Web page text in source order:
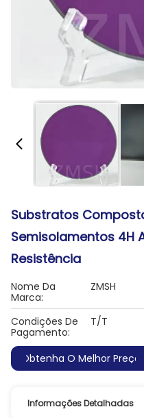
Substratos
Semisolamentos 4H
Resistência
Nome Da
Marca:
ZMSH
Condições De
Pagamento:
T/T
Obtenha O Melhor Preço
Informações Detalhadas